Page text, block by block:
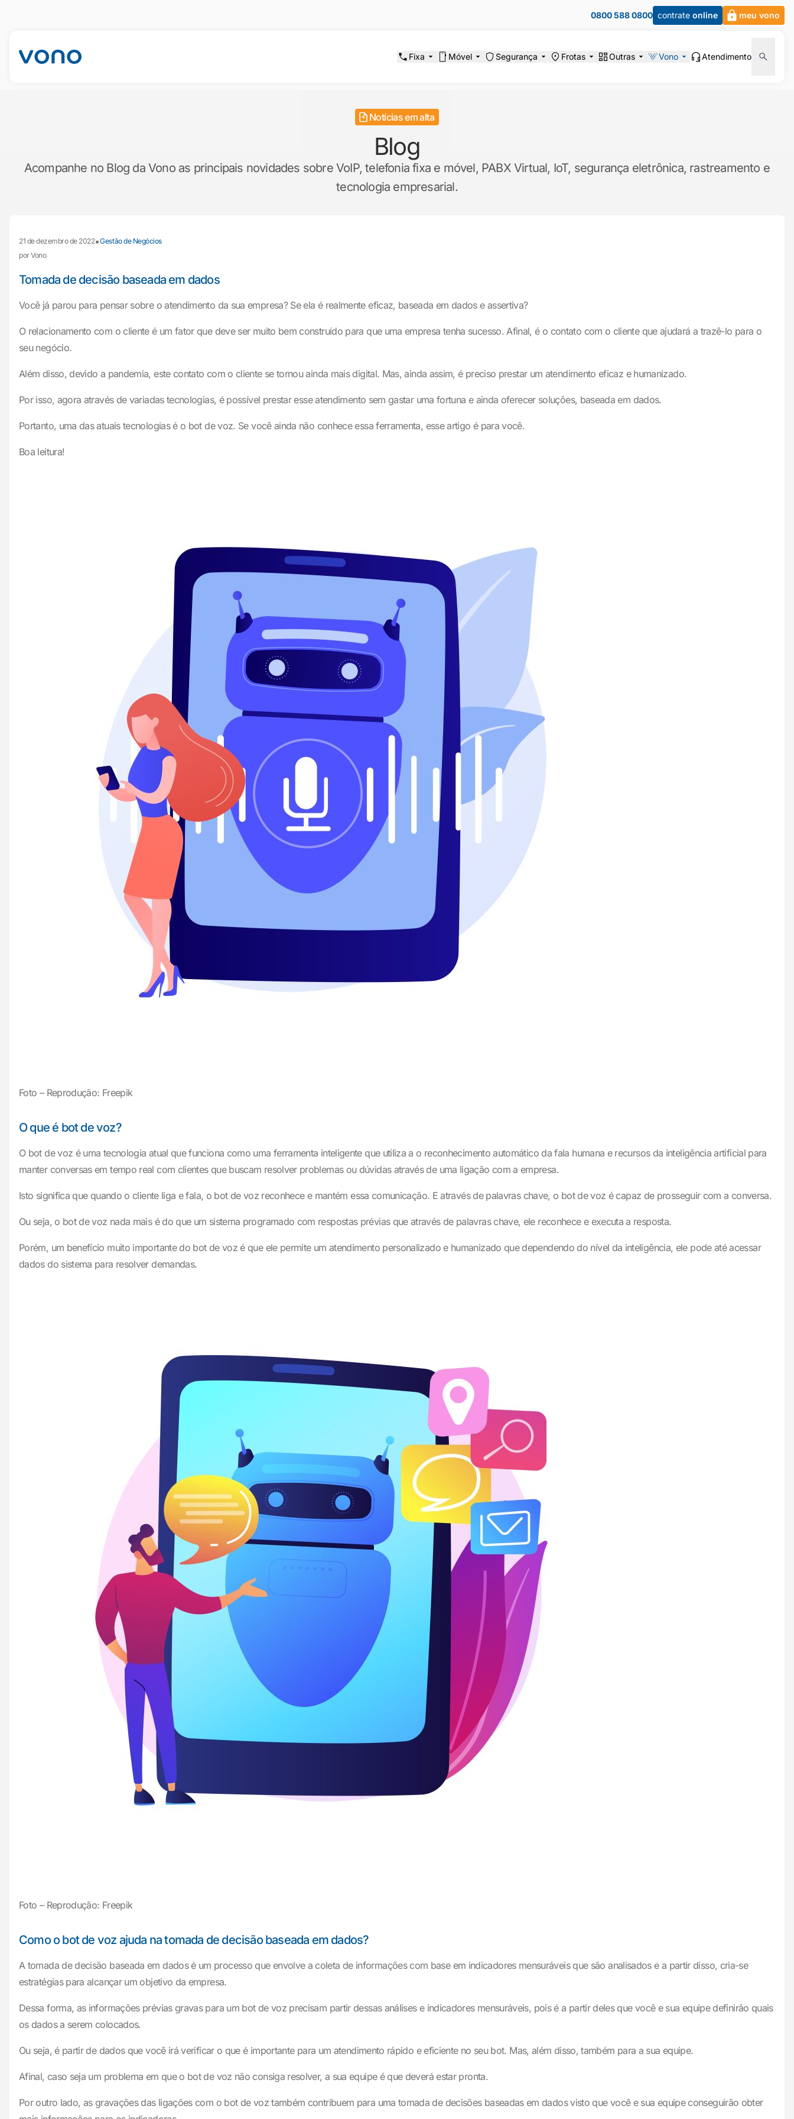
0800 588 0800 contrate online meu vono
Fixa Móvel Segurança Frotas Outras Vono Atendimento
Notícias em alta
Blog
Acompanhe no Blog da Vono as principais novidades sobre VoIP, telefonia fixa e móvel, PABX Virtual, IoT, segurança eletrônica, rastreamento e
tecnologia empresarial.
21 de dezembro de 2022•Gestão de Negócios
por Vono
Tomada de decisão baseada em dados
Você já parou para pensar sobre o atendimento da sua empresa? Se ela é realmente eficaz, baseada em dados e assertiva?
O relacionamento com o cliente é um fator que deve ser muito bem construído para que uma empresa tenha sucesso. Afinal, é o contato com o cliente que ajudará a trazê-lo para o
seu negócio.
Além disso, devido a pandemia, este contato com o cliente se tornou ainda mais digital. Mas, ainda assim, é preciso prestar um atendimento eficaz e humanizado.
Por isso, agora através de variadas tecnologias, é possível prestar esse atendimento sem gastar uma fortuna e ainda oferecer soluções, baseada em dados.
Portanto, uma das atuais tecnologias é o bot de voz. Se você ainda não conhece essa ferramenta, esse artigo é para você.
Boa leitura!
Foto – Reprodução: Freepik
O que é bot de voz?
O bot de voz é uma tecnologia atual que funciona como uma ferramenta inteligente que utiliza a o reconhecimento automático da fala humana e recursos da inteligência artificial para
manter conversas em tempo real com clientes que buscam resolver problemas ou dúvidas através de uma ligação com a empresa.
Isto significa que quando o cliente liga e fala, o bot de voz reconhece e mantém essa comunicação. E através de palavras chave, o bot de voz é capaz de prosseguir com a conversa.
Ou seja, o bot de voz nada mais é do que um sistema programado com respostas prévias que através de palavras chave, ele reconhece e executa a resposta.
Porém, um benefício muito importante do bot de voz é que ele permite um atendimento personalizado e humanizado que dependendo do nível da inteligência, ele pode até acessar
dados do sistema para resolver demandas.
Foto – Reprodução: Freepik
Como o bot de voz ajuda na tomada de decisão baseada em dados?
A tomada de decisão baseada em dados é um processo que envolve a coleta de informações com base em indicadores mensuráveis que são analisados e a partir disso, cria-se
estratégias para alcançar um objetivo da empresa.
Dessa forma, as informações prévias gravas para um bot de voz precisam partir dessas análises e indicadores mensuráveis, pois é a partir deles que você e sua equipe definirão quais
os dados a serem colocados.
Ou seja, é partir de dados que você irá verificar o que é importante para um atendimento rápido e eficiente no seu bot. Mas, além disso, também para a sua equipe.
Afinal, caso seja um problema em que o bot de voz não consiga resolver, a sua equipe é que deverá estar pronta.
Por outro lado, as gravações das ligações com o bot de voz também contribuem para uma tomada de decisões baseadas em dados visto que você e sua equipe conseguirão obter